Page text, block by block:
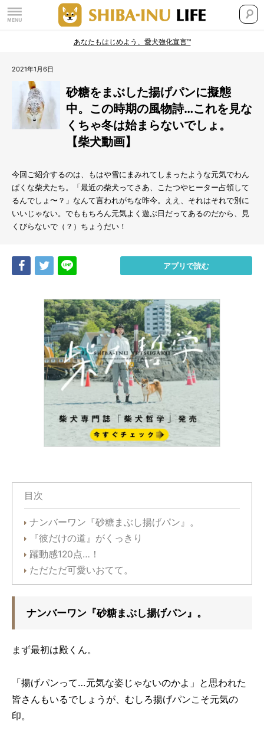
あなたもはじめよう、愛犬強化宣言™
2021年1月6日
砂糖をまぶした揚げパンに擬態
中。この時期の風物詩…これを見な
くちゃ冬は始まらないでしょ。
【柴犬動画】
今回ご紹介するのは、もはや雪にまみれてしまったような元気でわん
ぱくな柴犬たち。「最近の柴犬ってさあ、こたつやヒーター占領して
るんでしょ〜？」なんて言われがちな昨今。ええ、それはそれで別に
いいじゃない。でももちろん元気よく遊ぶ日だってあるのだから、見
くびらないで（？）ちょうだい！
Share Tweet アプリで読む
目次
ナンバーワン『砂糖まぶし揚げパン』。
『彼だけの道』がくっきり
躍動感120点…！
ただただ可愛いおてて。
ナンバーワン『砂糖まぶし揚げパン』。
まず最初は殿くん。
「揚げパンって…元気な姿じゃないのかよ」と思われた
皆さんもいるでしょうが、むしろ揚げパンこそ元気の
印。